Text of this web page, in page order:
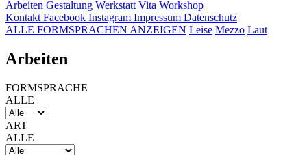
Arbeiten Gestaltung Werkstatt Vita Workshop
Kontakt Facebook Instagram Impressum Datenschutz
ALLE FORMSPRACHEN ANZEIGEN Leise Mezzo Laut
Arbeiten
FORMSPRACHE
ALLE
ART
ALLE